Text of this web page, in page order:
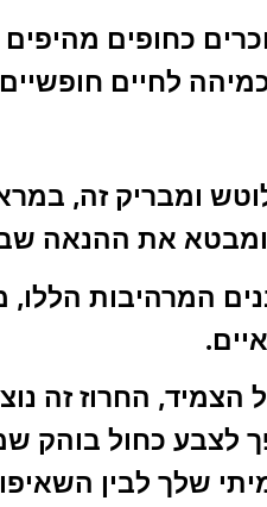
כחופים
לחיים
ומבריק זה,
ומבטא את ההנאה
המרהיבות הללו,
הצמיד, החרוז זה
לצבע כחול בוהק